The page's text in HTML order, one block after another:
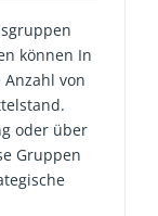
können In
von
oder über
Gruppen